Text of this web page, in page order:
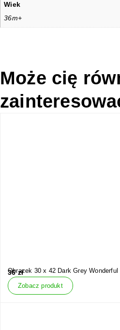
Wiek
36m+
Może cię
Obrazek 30 x 42 Dark Grey Wonderful
36zł
Zobacz produkt